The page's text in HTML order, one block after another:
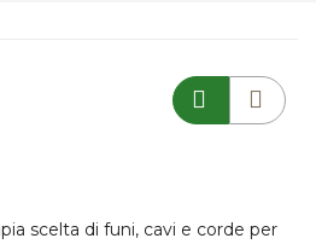
scelta di funi, cavi e corde per